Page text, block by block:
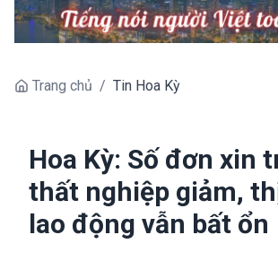
Trang chủ / Tin Hoa Kỳ
Hoa Kỳ: Số đơn xin
thất nghiệp giảm,
lao động vẫn bất ổn